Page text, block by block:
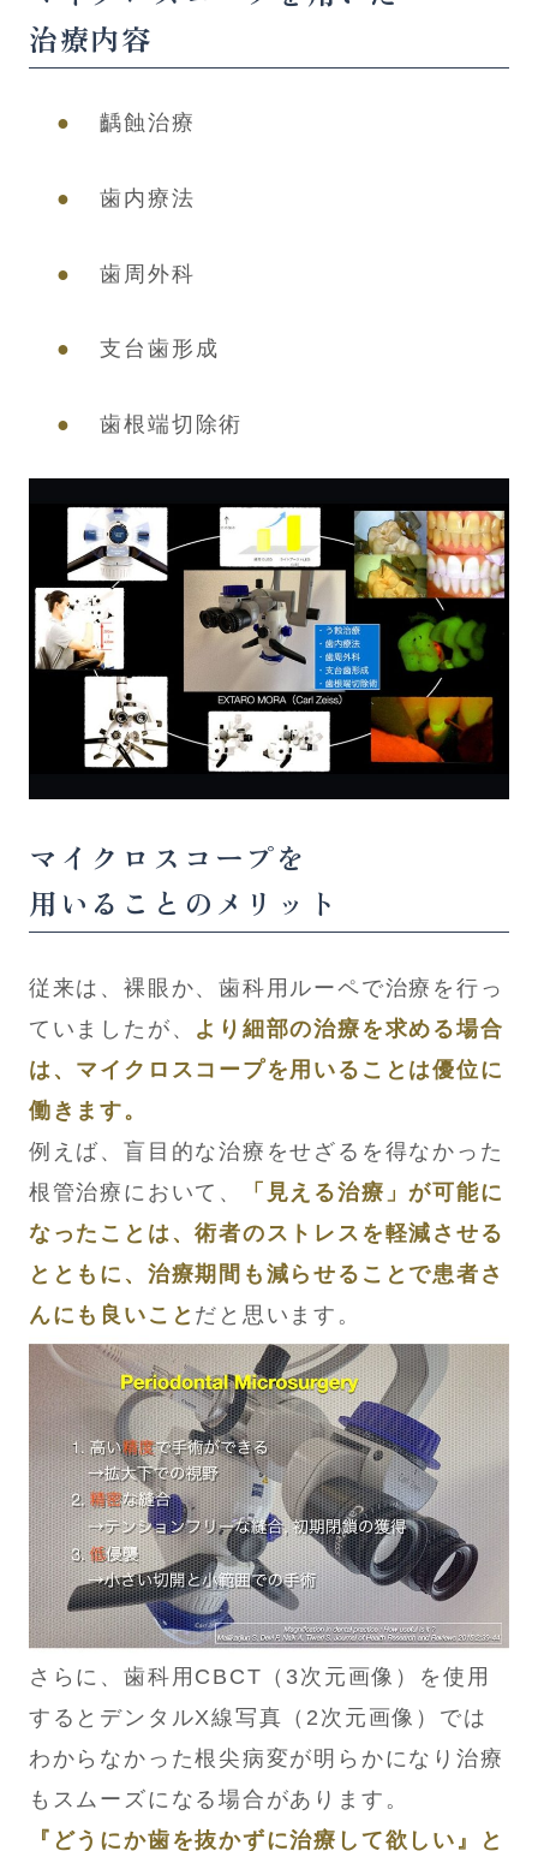
治療内容
齲蝕治療
歯内療法
歯周外科
支台歯形成
歯根端切除術
マイクロスコープを
用いることのメリット
従来は、裸眼か、歯科用ルーペで治療を行っ
ていましたが、 より細部の治療を求める場合
は、マイクロスコープを用いることは優位に
働きます。
例えば、盲目的な治療をせざるを得なかった
根管治療において、
「見える治療」が可能に
なったことは、術者のストレスを軽減させる
とともに、治療期間も減らせることで患者さ
んにも良いこと だと思います。
さらに、歯科用CBCT（3次元画像）を使用
するとデンタルX線写真（2次元画像）では
わからなかった根尖病変が明らかになり治療
もスムーズになる場合があります。
『どうにか歯を抜かずに治療して欲しい』と